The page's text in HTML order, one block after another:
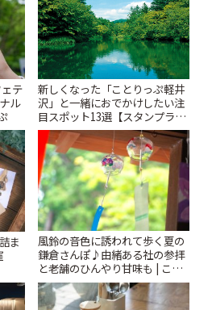
テ
ル
新しくなった「ことりっぷ軽井
沢」と一緒におでかけしたい注
目スポット13選【スタンプラリ
ー開催中】 | ことりっぷ
ま
風鈴の音色に誘われて歩く夏の
鎌倉さんぽ♪由緒ある社の参拝
と老舗のひんやり甘味も | こと
りっぷ